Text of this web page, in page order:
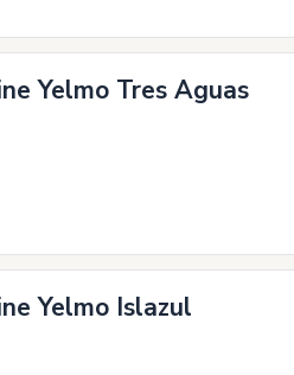
Yelmo Tres Aguas
Yelmo Islazul